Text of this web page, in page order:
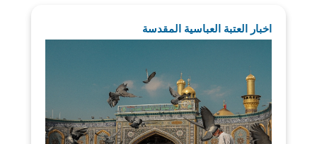
اخبار العتبة العباسية المقدسة